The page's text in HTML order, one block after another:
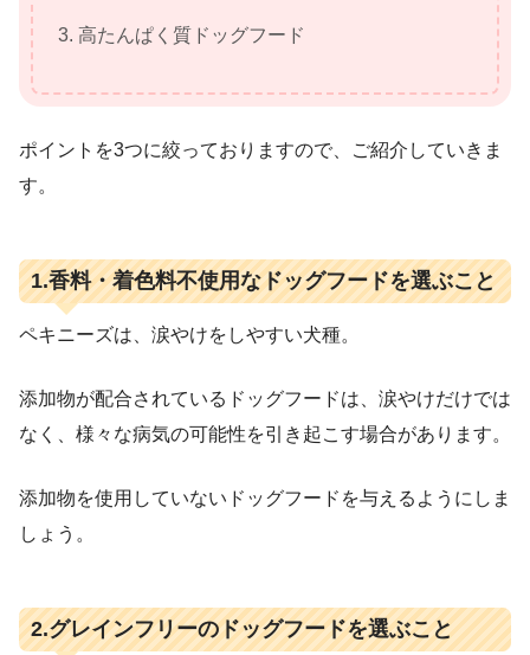
高たんぱく質ドッグフード
ポイントを3つに絞っておりますので、ご紹介していきま
す。
1.香料・着色料不使用なドッグフードを選ぶこと
ペキニーズは、涙やけをしやすい犬種。
添加物が配合されているドッグフードは、涙やけだけでは
なく、様々な病気の可能性を引き起こす場合があります。
添加物を使用していないドッグフードを与えるようにしま
しょう。
2.グレインフリーのドッグフードを選ぶこと